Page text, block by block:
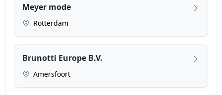
Meyer mode
Rotterdam
Brunotti Europe B.V.
Amersfoort